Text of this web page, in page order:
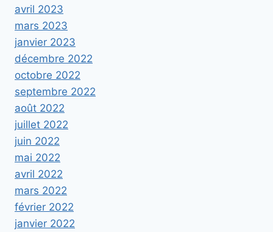
avril 2023
mars 2023
janvier 2023
décembre 2022
octobre 2022
septembre 2022
août 2022
juillet 2022
juin 2022
mai 2022
avril 2022
mars 2022
février 2022
janvier 2022